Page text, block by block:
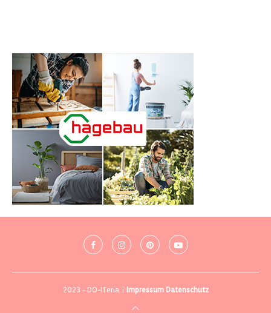
2023 - DO-ITeria | Impressum Datenschutz